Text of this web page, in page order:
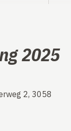
2025
2, 3058